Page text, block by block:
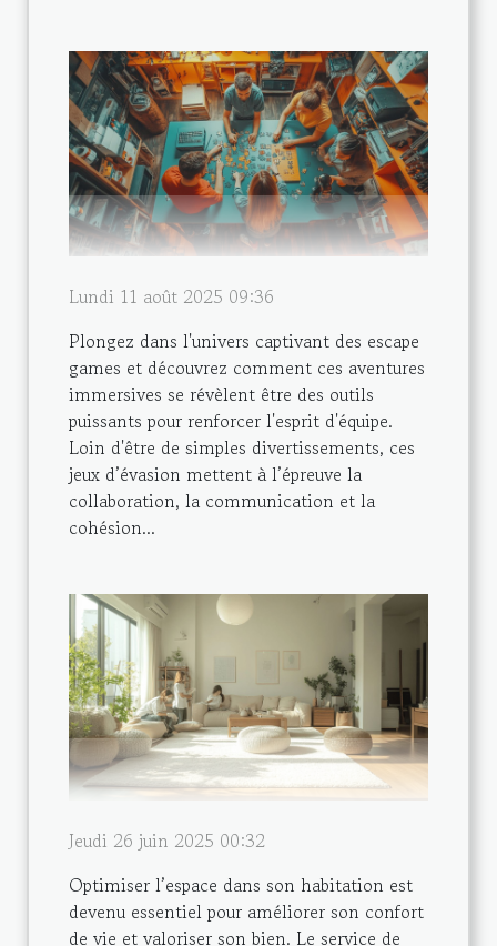
Lundi 11 août 2025 09:36
Plongez dans l'univers captivant des escape
games et découvrez comment ces aventures
immersives se révèlent être des outils
puissants pour renforcer l'esprit d'équipe.
Loin d'être de simples divertissements, ces
jeux d’évasion mettent à l’épreuve la
collaboration, la communication et la
cohésion...
Jeudi 26 juin 2025 00:32
Optimiser l’espace dans son habitation est
devenu essentiel pour améliorer son confort
de vie et valoriser son bien. Le service de